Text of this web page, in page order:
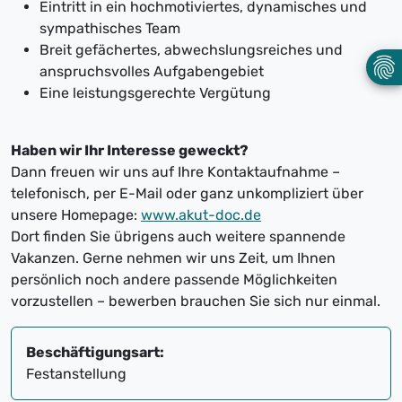
Eintritt in ein hochmotiviertes, dynamisches und
sympathisches Team
Breit gefächertes, abwechslungsreiches und
anspruchsvolles Aufgabengebiet
Eine leistungsgerechte Vergütung
Haben wir Ihr Interesse geweckt?
Dann freuen wir uns auf Ihre Kontaktaufnahme –
telefonisch, per E-Mail oder ganz unkompliziert über
unsere Homepage: www.akut-doc.de
Dort finden Sie übrigens auch weitere spannende
Vakanzen. Gerne nehmen wir uns Zeit, um Ihnen
persönlich noch andere passende Möglichkeiten
vorzustellen – bewerben brauchen Sie sich nur einmal.
Beschäftigungsart:
Festanstellung